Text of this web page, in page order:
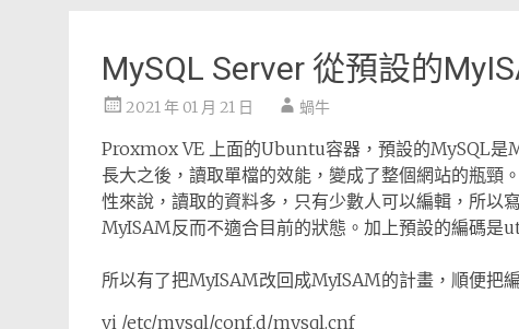
MySQL Server 從預設的
2021 年 01 月 21 日 蝸牛
Proxmox VE 上面的Ubuntu容器，預設的MySQL
長大之後，讀取單檔的效能，變成了整個網站的瓶
性來說，讀取的資料多，只有少數人可以編輯，所以
MyISAM反而不適合目前的狀態。加上預設的編碼是
所以有了把MyISAM改回成MyISAM的計畫，順便把
vi /etc/mysql/conf.d/mysql.cnf